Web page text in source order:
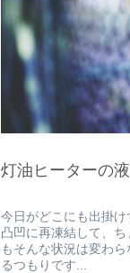
灯油ヒーターの
今日がどこにも出掛
凸凹に再凍結して、
もそんな状況は変わ
るつもりです...